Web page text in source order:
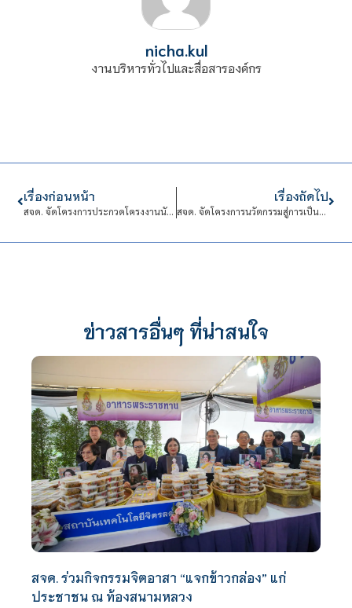
nicha.kul
งานบริหารทั่วไปและสื่อสารองค์กร
เรื่องก่อนหน้า
สจด. จัดโครงการประกวดโครงงานนักศึกษาเพื่อส่งเสริมการวิจัยสิ่งประดิษฐ์และนวัตกรรม ประจำปีการศึกษา 2567
เรื่องถัดไป
สจด. จัดโครงการนวัตกรรมสู่การเป็นผู้ประกอบการ (Innovation to Entrepreneurship) ครั้งที่ 3
ข่าวสารอื่นๆ ที่น่าสนใจ
สจด. ร่วมกิจกรรมจิตอาสา “แจกข้าวกล่อง” แก่
ประชาชน ณ ท้องสนามหลวง